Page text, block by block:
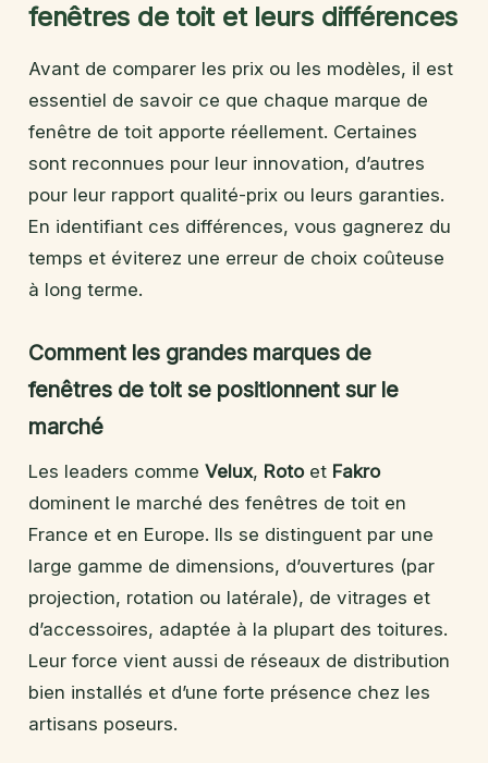
fenêtres de toit et leurs différences
Avant de comparer les prix ou les modèles, il est
essentiel de savoir ce que chaque marque de
fenêtre de toit apporte réellement. Certaines
sont reconnues pour leur innovation, d’autres
pour leur rapport qualité-prix ou leurs garanties.
En identifiant ces différences, vous gagnerez du
temps et éviterez une erreur de choix coûteuse
à long terme.
Comment les grandes marques de
fenêtres de toit se positionnent sur le
marché
Les leaders comme Velux, Rotoet Fakro
dominent le marché des fenêtres de toit en
France et en Europe. Ils se distinguent par une
large gamme de dimensions, d’ouvertures (par
projection, rotation ou latérale), de vitrages et
d’accessoires, adaptée à la plupart des toitures.
Leur force vient aussi de réseaux de distribution
bien installés et d’une forte présence chez les
artisans poseurs.